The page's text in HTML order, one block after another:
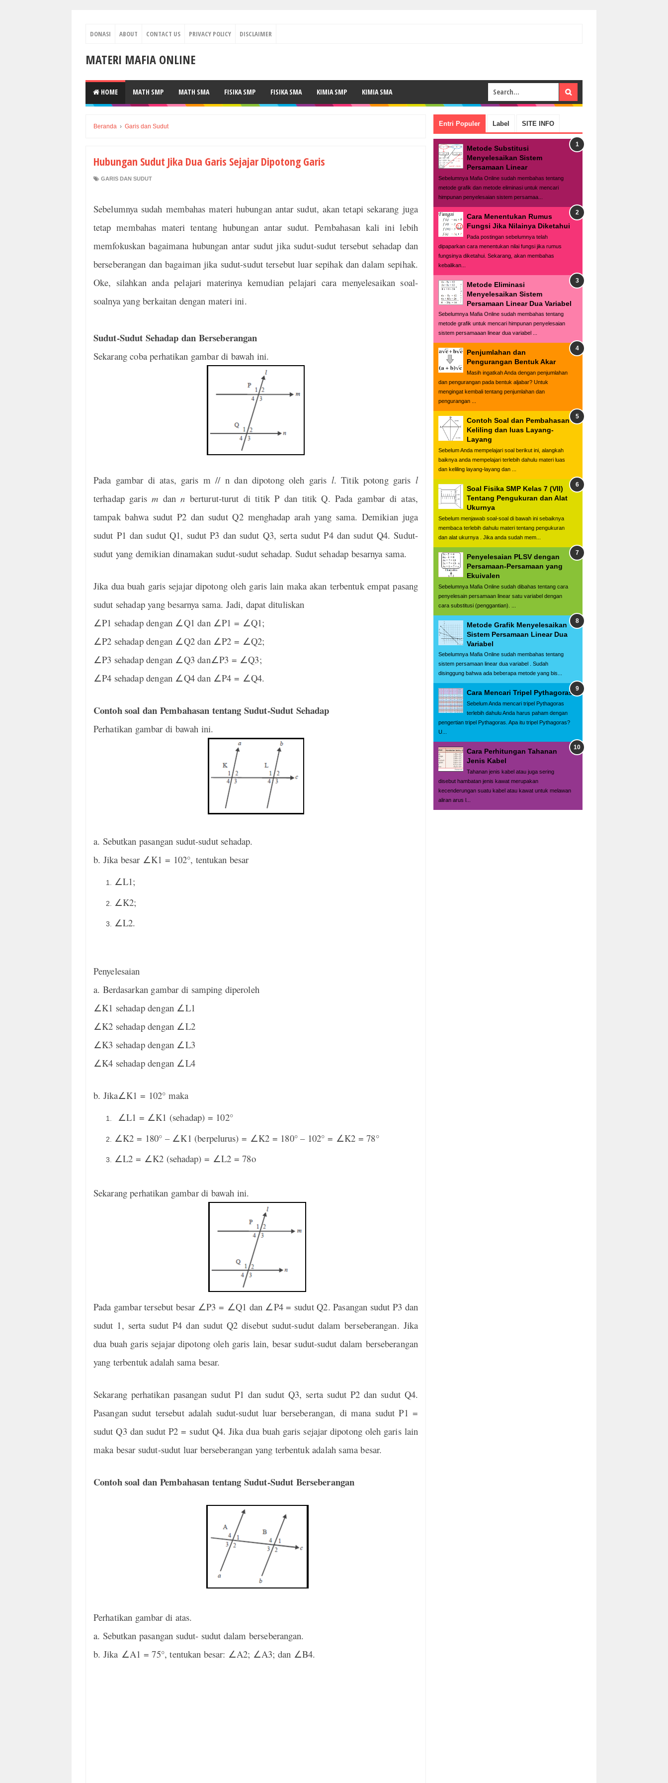
DONASI ABOUT CONTACT US PRIVACY POLICY DISCLAIMER
MATERI MAFIA ONLINE
HOME MATH SMP MATH SMA FISIKA SMP FISIKA SMA KIMIA SMP KIMIA SMA
Beranda › Garis dan Sudut
Hubungan Sudut Jika Dua Garis Sejajar Dipotong Garis
GARIS DAN SUDUT
Sebelumnya sudah membahas materi hubungan antar sudut, akan tetapi sekarang juga
tetap membahas materi tentang hubungan antar sudut. Pembahasan kali ini lebih
memfokuskan bagaimana hubungan antar sudut jika sudut-sudut tersebut sehadap dan
berseberangan dan bagaiman jika sudut-sudut tersebut luar sepihak dan dalam sepihak.
Oke, silahkan anda pelajari materinya kemudian pelajari cara menyelesaikan soal-
soalnya yang berkaitan dengan materi ini.
Sudut-Sudut Sehadap dan Berseberangan
Sekarang coba perhatikan gambar di bawah ini.
Pada gambar di atas, garis m // n dan dipotong oleh garis l. Titik potong garis l
terhadap garism dann berturut-turut di titik P dan titik Q. Pada gambar di atas,
tampak bahwa sudut P2 dan sudut Q2 menghadap arah yang sama. Demikian juga
sudut P1 dan sudut Q1, sudut P3 dan sudut Q3, serta sudut P4 dan sudut Q4. Sudut-
sudut yang demikian dinamakan sudut-sudut sehadap. Sudut sehadap besarnya sama.
Jika dua buah garis sejajar dipotong oleh garis lain maka akan terbentuk empat pasang
sudut sehadap yang besarnya sama. Jadi, dapat dituliskan
∠P1 sehadap dengan ∠Q1 dan ∠P1 = ∠Q1;
∠P2 sehadap dengan ∠Q2 dan ∠P2 = ∠Q2;
∠P3 sehadap dengan ∠Q3 dan∠P3 = ∠Q3;
∠P4 sehadap dengan ∠Q4 dan ∠P4 = ∠Q4.
Contoh soal dan Pembahasan tentang Sudut-Sudut Sehadap
Perhatikan gambar di bawah ini.
a. Sebutkan pasangan sudut-sudut sehadap.
b. Jika besar ∠K1 = 102°, tentukan besar
∠L1;
∠K2;
∠L2.
Penyelesaian
a. Berdasarkan gambar di samping diperoleh
∠K1 sehadap dengan ∠L1
∠K2 sehadap dengan ∠L2
∠K3 sehadap dengan ∠L3
∠K4 sehadap dengan ∠L4
b. Jika∠K1 = 102° maka
∠L1 = ∠K1 (sehadap) = 102°
∠K2 = 180° – ∠K1 (berpelurus) = ∠K2 = 180° – 102° = ∠K2 = 78°
∠L2 = ∠K2 (sehadap) = ∠L2 = 78o
Sekarang perhatikan gambar di bawah ini.
Pada gambar tersebut besar ∠P3 = ∠Q1 dan ∠P4 = sudut Q2. Pasangan sudut P3 dan
sudut 1, serta sudut P4 dan sudut Q2 disebut sudut-sudut dalam berseberangan. Jika
dua buah garis sejajar dipotong oleh garis lain, besar sudut-sudut dalam berseberangan
yang terbentuk adalah sama besar.
Sekarang perhatikan pasangan sudut P1 dan sudut Q3, serta sudut P2 dan sudut Q4.
Pasangan sudut tersebut adalah sudut-sudut luar berseberangan, di mana sudut P1 =
sudut Q3 dan sudut P2 = sudut Q4. Jika dua buah garis sejajar dipotong oleh garis lain
maka besar sudut-sudut luar berseberangan yang terbentuk adalah sama besar.
Contoh soal dan Pembahasan tentang Sudut-Sudut Berseberangan
Perhatikan gambar di atas.
a. Sebutkan pasangan sudut- sudut dalam berseberangan.
b. Jika ∠A1 = 75°, tentukan besar: ∠A2; ∠A3; dan ∠B4.
Entri Populer Label SITE INFO
Metode Substitusi
Menyelesaikan Sistem
Persamaan Linear
Sebelumnya Mafia Online sudah membahas tentang
metode grafik dan metode eliminasi untuk mencari
himpunan penyelesaian sistem persamaa...
Cara Menentukan Rumus
Fungsi Jika Nilainya Diketahui
Pada postingan sebelumnya telah
dipaparkan cara menentukan nilai fungsi jika rumus
fungsinya diketahui. Sekarang, akan membahas
kebalikan...
Metode Eliminasi
Menyelesaikan Sistem
Persamaan Linear Dua Variabel
Sebelumnya Mafia Online sudah membahas tentang
metode grafik untuk mencari himpunan penyelesaian
sistem persamaaan linear dua variabel ...
Penjumlahan dan
Pengurangan Bentuk Akar
Masih ingatkah Anda dengan penjumlahan
dan pengurangan pada bentuk aljabar? Untuk
mengingat kembali tentang penjumlahan dan
pengurangan ...
Contoh Soal dan Pembahasan
Keliling dan luas Layang-
Layang
Sebelum Anda mempelajari soal berikut ini, alangkah
baiknya anda mempelajari terlebih dahulu materi luas
dan keliling layang-layang dan ...
Soal Fisika SMP Kelas 7 (VII)
Tentang Pengukuran dan Alat
Ukurnya
Sebelum menjawab soal-soal di bawah ini sebaiknya
membaca terlebih dahulu materi tentang pengukuran
dan alat ukurnya . Jika anda sudah mem...
Penyelesaian PLSV dengan
Persamaan-Persamaan yang
Ekuivalen
Sebelumnya Mafia Online sudah dibahas tentang cara
penyelesain persamaan linear satu variabel dengan
cara substitusi (penggantian). ...
Metode Grafik Menyelesaikan
Sistem Persamaan Linear Dua
Variabel
Sebelumnya Mafia Online sudah membahas tentang
sistem persamaan linear dua variabel . Sudah
disinggung bahwa ada beberapa metode yang bis...
Cara Mencari Tripel Pythagoras
Sebelum Anda mencari tripel Pythagoras
terlebih dahulu Anda harus paham dengan
pengertian tripel Pythagoras. Apa itu tripel Pythagoras?
U...
Cara Perhitungan Tahanan
Jenis Kabel
Tahanan jenis kabel atau juga sering
disebut hambatan jenis kawat merupakan
kecenderungan suatu kabel atau kawat untuk melawan
aliran arus l...